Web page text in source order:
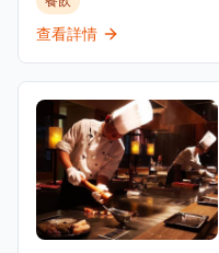
式小食以及豐富的葡萄
酒、威士忌、優質清酒和
花板，營造出優雅的用餐
和飲酒氛圍。以日式融合
料理聞名，Room 3提供晚
餐服務，專注於燒烤類食
品和酒吧美食，是本地人
和遊客的熱門目的地。這
家establishment既是餐廳
查看詳情